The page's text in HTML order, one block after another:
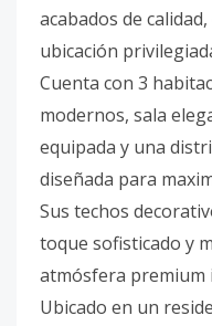
acabados de
ubicación
Cuenta con 3
modernos, sala
equipada y una
diseñada para
Sus techos
toque sofisticado y
atmósfera premium
Ubicado en un